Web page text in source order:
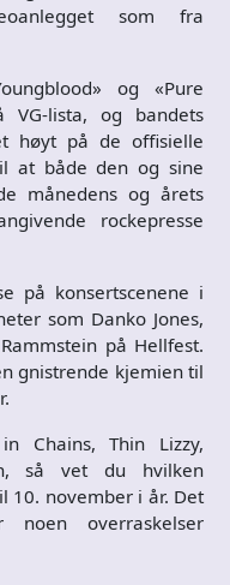
som fra
og «Pure
VG-lista, og bandets
høyt på de offisielle
at både den og sine
månedens og årets
rockepresse
på konsertscenene i
som Danko Jones,
på Hellfest.
gnistrende kjemien til
Chains, Thin Lizzy,
så vet du hvilken
10. november i år. Det
overraskelser